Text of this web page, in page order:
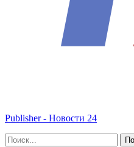
Publisher - Новости 24